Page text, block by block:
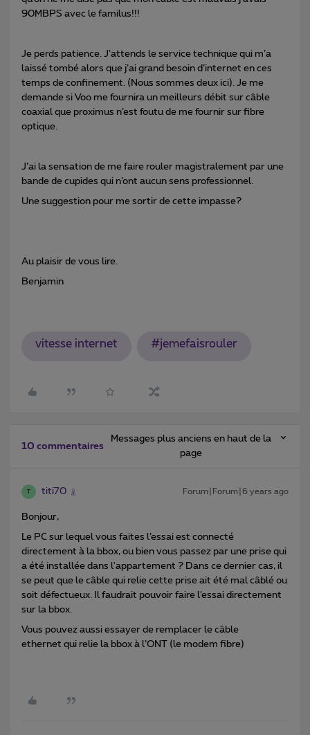
90MBPS avec le familus!!!
Je perds patience. J’attends le service technique qui m’a
laissé tombé alors que j’ai grand besoin d’internet en ces
temps de confinement. (Nous sommes deux ici). Je me
demande si Voo me fournira un meilleurs débit sur câble
coaxial que proximus n’est foutu de me fournir sur fibre
optique.
J’ai la sensation de me faire rouler magistralement par une
bande de cupides qui n’ont aucun sens professionnel.
Une suggestion pour me sortir de cette impasse?
Au plaisir de vous lire.
Benjamin
vitesse internet #jemefaisrouler
10 commentaires
Messages plus anciens en haut de la
page
T titi70 Forum|Forum|6 years ago
Bonjour,
Le PC sur lequel vous faites l’essai est connecté
directement à la bbox, ou bien vous passez par une prise qui
a été installée dans l'appartement ? Dans ce dernier cas, il
se peut que le câble qui relie cette prise ait été mal câblé ou
soit défectueux. Il faudrait pouvoir faire l’essai directement
sur la bbox.
Vous pouvez aussi essayer de remplacer le câble
ethernet qui relie la bbox à l’ONT (le modem fibre)